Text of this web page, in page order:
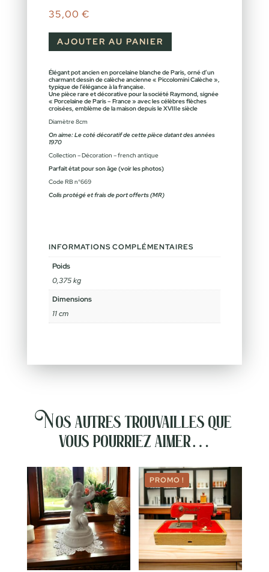
35,00 €
AJOUTER AU PANIER
Élégant pot ancien en porcelaine blanche de Paris, orné d’un
charmant dessin de calèche ancienne « Piccolomini Calèche »,
typique de l’élégance à la française.
Une pièce rare et décorative pour la société Raymond, signée
« Porcelaine de Paris – France » avec les célèbres flèches
croisées, emblème de la maison depuis le XVIIIe siècle
Diamètre 8cm
On aime: Le coté décoratif de cette pièce datant des années
1970
Collection – Décoration – french antique
Parfait état pour son âge (voir les photos)
Code RB n°669
Colis protégé et frais de port offerts (MR)
INFORMATIONS COMPLÉMENTAIRES
Poids
0,375 kg
Dimensions
11 cm
Nos autres trouvailles que
vous pourriez aimer…
PROMO !